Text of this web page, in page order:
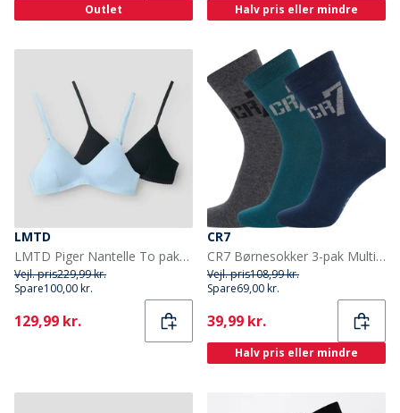
Outlet Halv pris eller mindre
LMTD
LMTD Piger Nantelle To pakker Bralette Windsurfer
Vejl. pris229,99 kr.
Spare100,00 kr.
Current
129,99 kr.
CR7
CR7 Børnesokker 3-pak Multifarvet
Vejl. pris108,99 kr.
Spare69,00 kr.
Current
39,99 kr.
Halv pris eller mindre